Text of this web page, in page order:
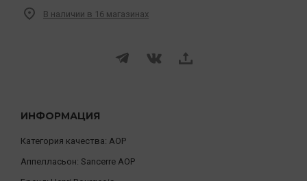
ИНФОРМАЦИЯ
Категория качества: AOP
Аппелласьон: Sancerre AOP
В наличии в 16 магазинах